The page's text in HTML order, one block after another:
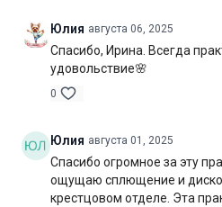
Юлия августа 06, 2025
Спасибо, Ирина. Всегда
удовольствие🌸
0
Юлия августа 01, 2025
Спасибо огромное за эту
ощущаю сплющение и
крестцовом отделе. Эта